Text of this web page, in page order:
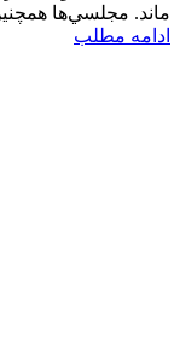
ماند. مجلسي‌ها
ادامه مطلب